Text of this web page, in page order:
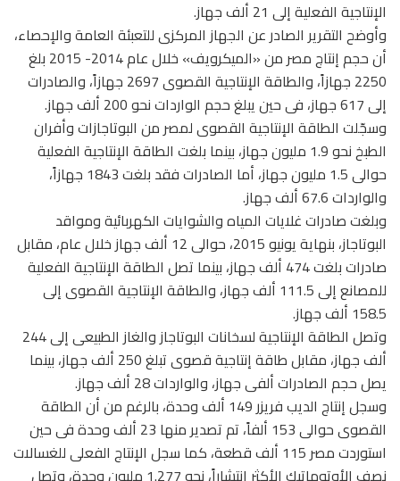
الإنتاجية الفعلية إلى 21 ألف جهاز.
وأوضح التقرير الصادر عن الجهاز المركزى للتعبئة العامة والإحصاء،
أن حجم إنتاج مصر من «الميكرويف» خلال عام 2014- 2015 بلغ
2250 جهازاً، والطاقة الإنتاجية القصوى 2697 جهازاً، والصادرات
إلى 617 جهاز، فى حين يبلغ حجم الواردات نحو 200 ألف جهاز.
وسجّلت الطاقة الإنتاجية القصوى لمصر من البوتاجازات وأفران
الطبخ نحو 1.9 مليون جهاز، بينما بلغت الطاقة الإنتاجية الفعلية
حوالى 1.5 مليون جهاز، أما الصادرات فقد بلغت 1843 جهازاً،
والواردات 67.6 ألف جهاز.
وبلغت صادرات غلايات المياه والشوايات الكهربائية ومواقد
البوتاجاز، بنهاية يونيو 2015، حوالى 12 ألف جهاز خلال عام، مقابل
صادرات بلغت 474 ألف جهاز، بينما تصل الطاقة الإنتاجية الفعلية
للمصانع إلى 111.5 ألف جهاز، والطاقة الإنتاجية القصوى إلى
158.5 ألف جهاز.
وتصل الطاقة الإنتاجية لسخانات البوتاجاز والغاز الطبيعى إلى 244
ألف جهاز، مقابل طاقة إنتاجية قصوى تبلغ 250 ألف جهاز، بينما
يصل حجم الصادرات ألفى جهاز، والواردات 28 ألف جهاز.
وسجل إنتاج الديب فريزر 149 ألف وحدة، بالرغم من أن الطاقة
القصوى حوالى 153 ألفاً، تم تصدير منها 23 ألف وحدة فى حين
استوردت مصر 115 ألف قطعة، كما سجل الإنتاج الفعلى للغسالات
نصف الأوتوماتيك الأكثر انتشاراً، نحو 1.277 مليون وحدة، وتصل